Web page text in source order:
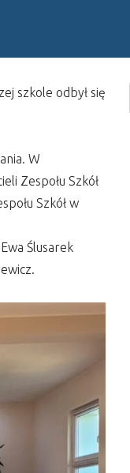
szkole odbył się
W
Zespołu Szkół
Szkół w
Ślusarek